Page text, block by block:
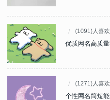
(1091)人喜欢
优质网名高质
(1271)人喜欢
个性网名简短